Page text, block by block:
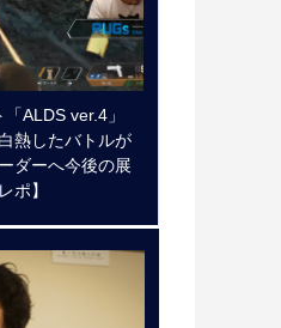
ALDS ver.4」
熱したバトルが
ダーへ今後の展
ポ】